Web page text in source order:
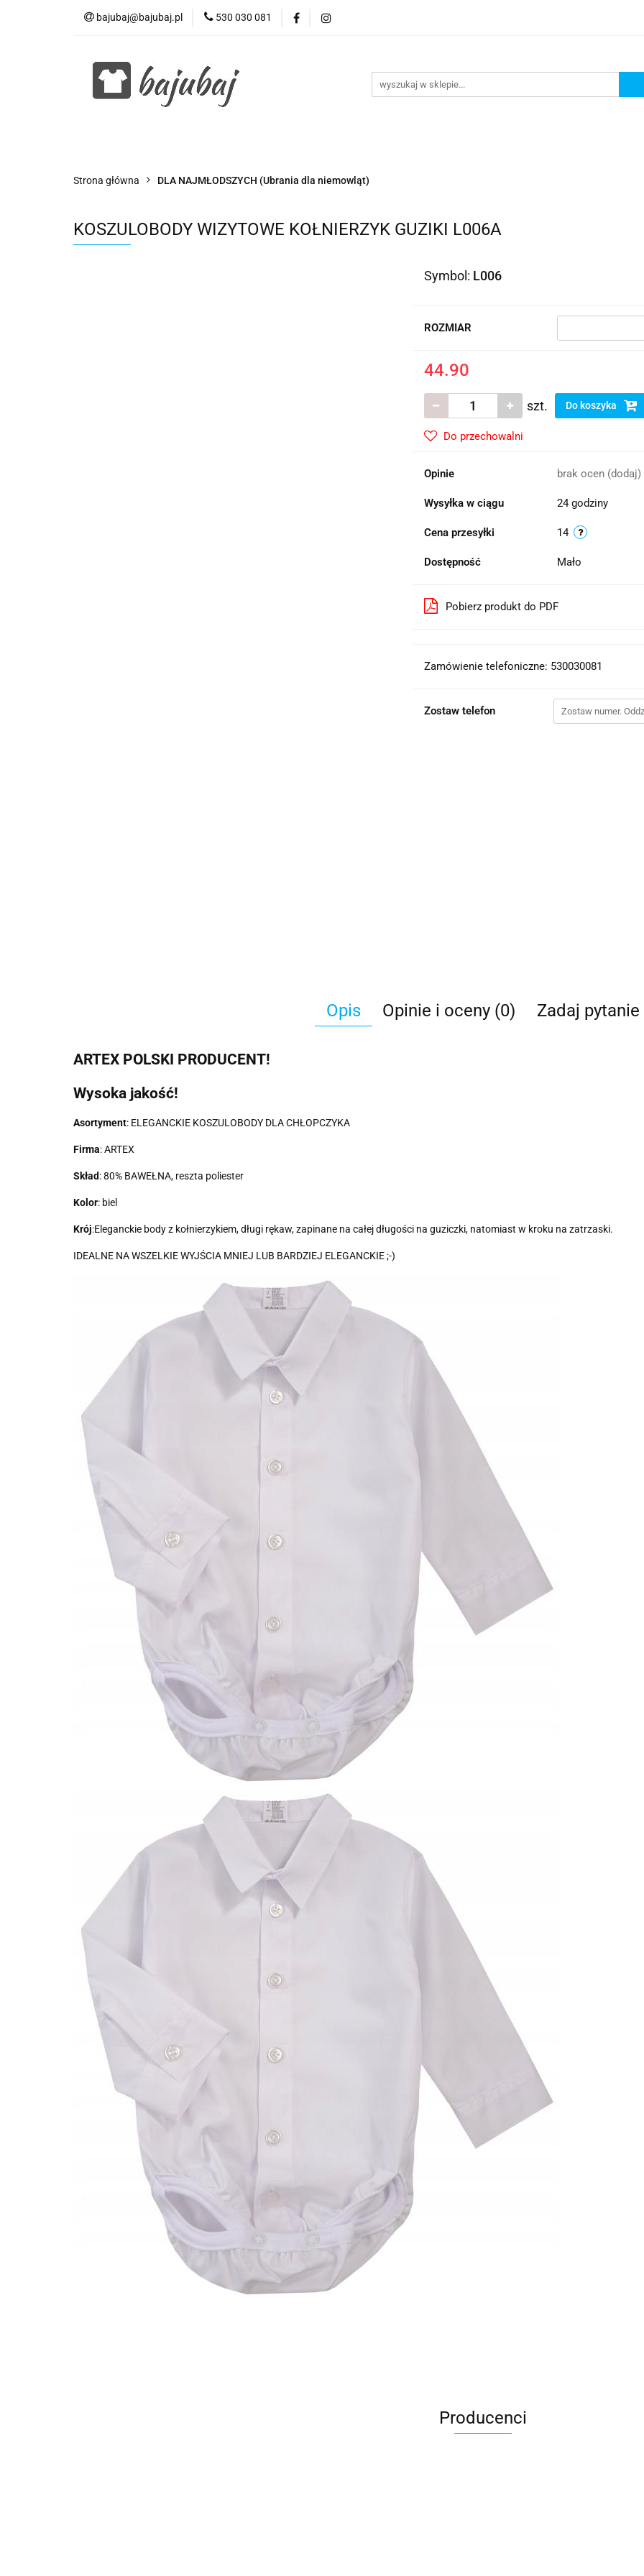
bajubaj@bajubaj.pl 530 030 081
Strona główna DLA NAJMŁODSZYCH (Ubrania dla niemowląt)
KOSZULOBODY WIZYTOWE KOŁNIERZYK GUZIKI L006A
Symbol: L006
ROZMIAR
44.90
szt. Do koszyka
Do przechowalni
Opinie brak ocen (dodaj)
Wysyłka w ciągu 24 godziny
Cena przesyłki 14
Dostępność Mało
Pobierz produkt do PDF
Zamówienie telefoniczne: 530030081
Zostaw telefon
Opis Opinie i oceny (0) Zadaj pytanie
ARTEX POLSKI PRODUCENT!
Wysoka jakość!
Asortyment: ELEGANCKIE KOSZULOBODY DLA CHŁOPCZYKA
Firma: ARTEX
Skład: 80% BAWEŁNA, reszta poliester
Kolor: biel
Krój:Eleganckie body z kołnierzykiem, długi rękaw, zapinane na całej długości na guziczki, natomiast w kroku na zatrzaski.
IDEALNE NA WSZELKIE WYJŚCIA MNIEJ LUB BARDZIEJ ELEGANCKIE ;-)
Producenci